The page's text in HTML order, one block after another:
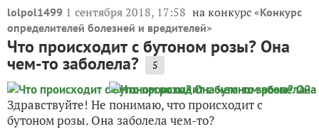
lolpol1499 1 сентября 2018, 17:58 на конкурс «Конкурс
определителей болезней и вредителей»
Что происходит с бутоном розы? Она
чем-то заболела? 5
Здравствуйте! Не понимаю, что происходит с
бутоном розы. Она заболела чем-то?